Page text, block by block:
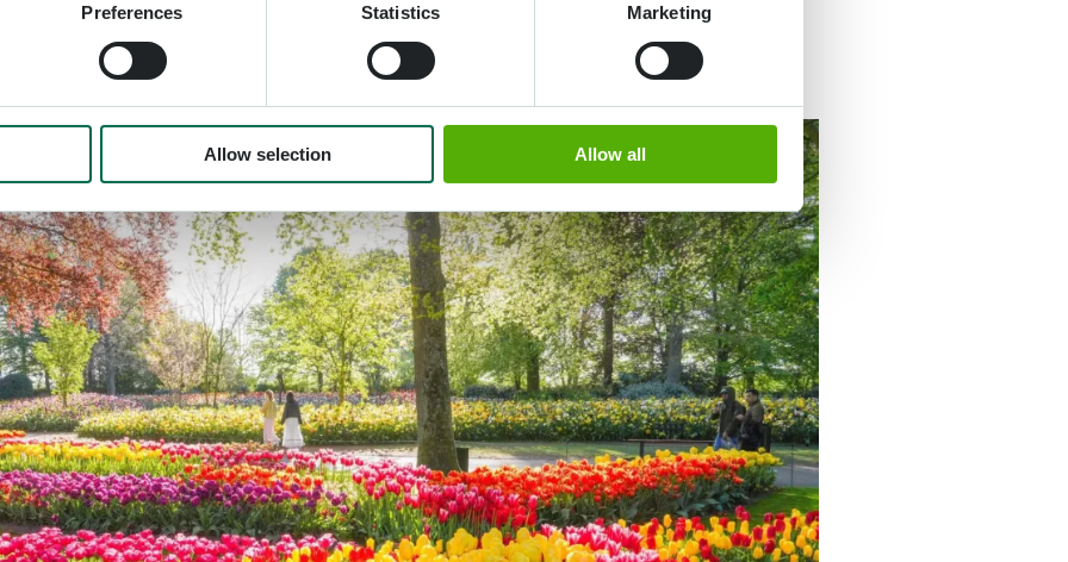
Preferences Statistics Marketing
Allow selection Allow all